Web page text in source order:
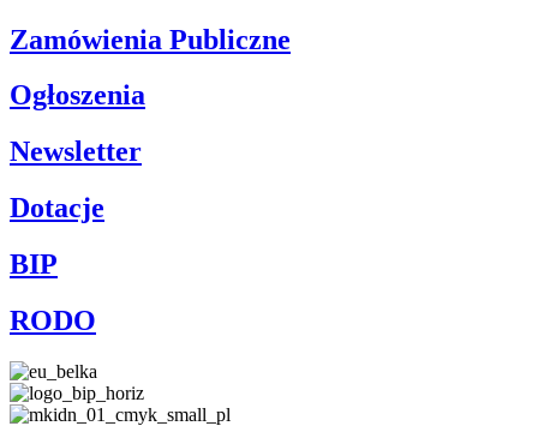
Zamówienia Publiczne
Ogłoszenia
Newsletter
Dotacje
BIP
RODO